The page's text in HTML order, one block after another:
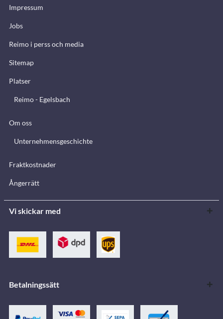
Impressum
Jobs
Reimo i perss och media
Sitemap
Platser
Reimo - Egelsbach
Om oss
Unternehmensgeschichte
Fraktkostnader
Ångerrätt
Vi skickar med
Betalningssätt